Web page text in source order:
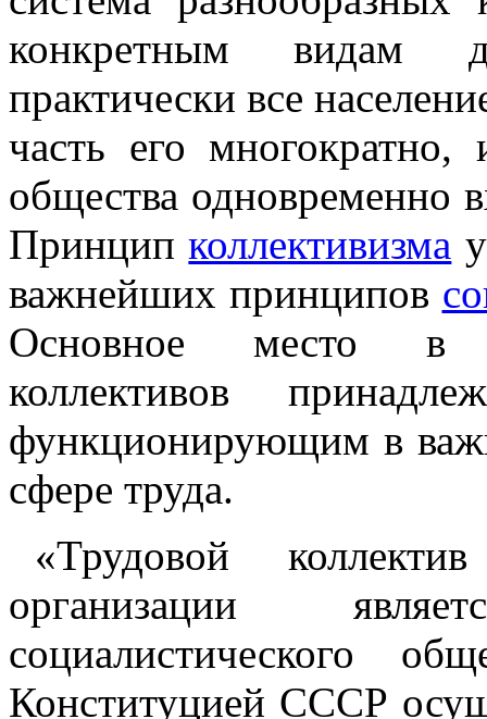
конкретным видам
практически все
часть его
общества одновременно
Принципколлективизма
важнейших принципов
Основное место в
коллективов
функционирующим в
сфере труда.
«Трудовой
организации
социалистического
Конституцией СССР